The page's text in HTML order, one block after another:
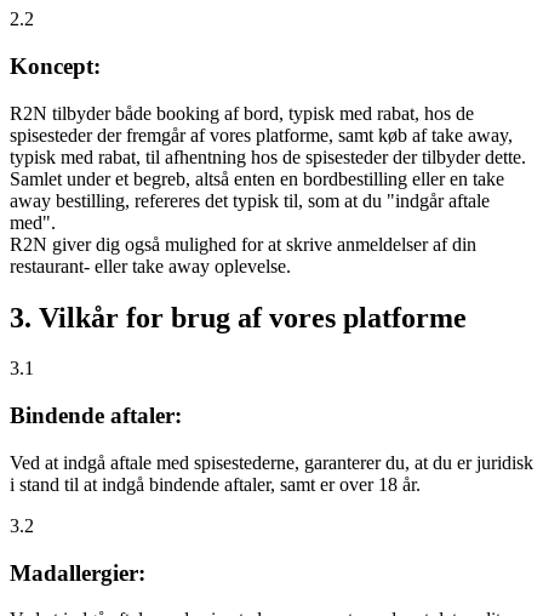
2.2
Koncept:
R2N tilbyder både booking af bord, typisk med rabat, hos de
spisesteder der fremgår af vores platforme, samt køb af take away,
typisk med rabat, til afhentning hos de spisesteder der tilbyder dette.
Samlet under et begreb, altså enten en bordbestilling eller en take
away bestilling, refereres det typisk til, som at du "indgår aftale
med".
R2N giver dig også mulighed for at skrive anmeldelser af din
restaurant- eller take away oplevelse.
3. Vilkår for brug af vores platforme
3.1
Bindende aftaler:
Ved at indgå aftale med spisestederne, garanterer du, at du er juridisk
i stand til at indgå bindende aftaler, samt er over 18 år.
3.2
Madallergier: